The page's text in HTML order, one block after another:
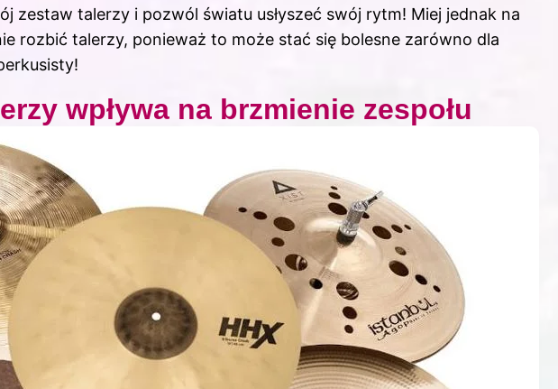
zestaw talerzy i pozwól światu usłyszeć swój rytm! Miej jednak na
rozbić talerzy, ponieważ to może stać się bolesne zarówno dla
wpływa na brzmienie zespołu